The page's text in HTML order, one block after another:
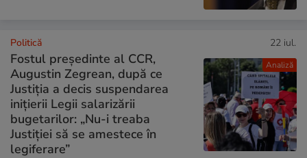
Analiză
Politică 22 iul.
Fostul președinte al CCR,
Augustin Zegrean, după ce
Justiția a decis suspendarea
inițierii Legii salarizării
bugetarilor: „Nu-i treaba
Justiției să se amestece în
legiferare”